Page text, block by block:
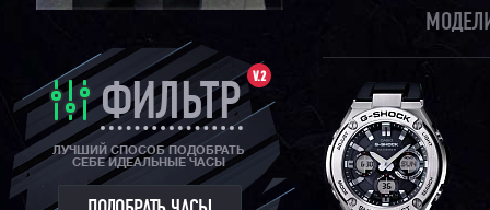
V.2
ФИЛЬТР
ЛУЧШИЙ СПОСОБ ПОДОБРАТЬ
СЕБЕ ИДЕАЛЬНЫЕ ЧАСЫ